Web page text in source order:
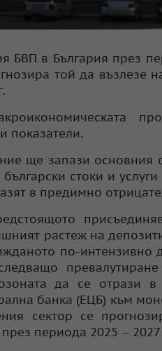
БВП в България през
той да възлезе
показатели.
ще запази основния
стоки и
в предимно
растеж на
по-
да се отрази
банка (ЕЦБ) към
сектор се
периода 2025 – 2027